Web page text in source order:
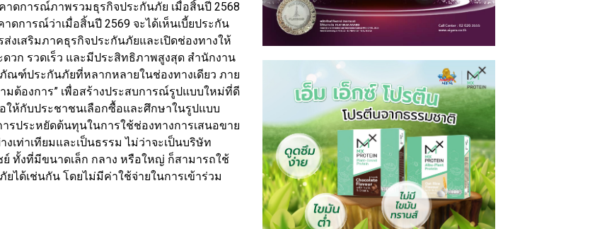
าดการณ์ภาพรวมธุรกิจประกันภัย เมื่อสิ้นปี 2568
ดการณ์ว่าเมื่อสิ้นปี 2569 จะได้เห็นเบี้ยประกัน
งเสริมภาคธุรกิจประกันภัยและเปิดช่องทางให้
ก รวดเร็ว และมีประสิทธิภาพสูงสุด สำนักงาน
ณฑ์ประกันภัยที่หลากหลายในช่องทางเดียว ภาย
มต้องการ” เพื่อสร้างประสบการณ์รูปแบบใหม่ที่ดี
ห้กับประชาชนเลือกซื้อและศึกษาในรูปแบบ
รประหยัดต้นทุนในการใช้ช่องทางการเสนอขาย
ท่าเทียมและเป็นธรรม ไม่ว่าจะเป็นบริษัท
ทั้งที่มีขนาดเล็ก กลาง หรือใหญ่ ก็สามารถใช้
ได้เช่นกัน โดยไม่มีค่าใช้จ่ายในการเข้าร่วม